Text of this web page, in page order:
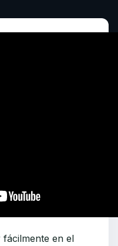
fácilmente en el